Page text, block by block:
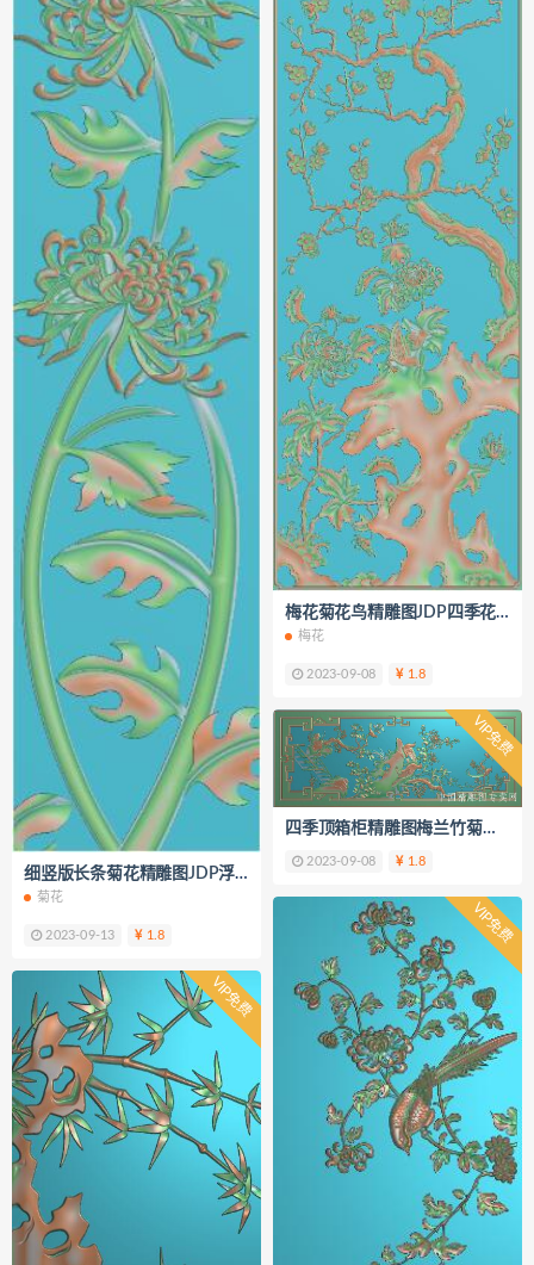
细竖版长条菊花精雕图JDP浮雕图K225
菊花
2023-09-13 1.8
VIP免费
梅花菊花鸟精雕图JDP四季花鸟浮
梅花
2023-09-08 1.8
VIP免费
四季顶箱柜精雕图梅兰竹菊衣柜
2023-09-08 1.8
VIP免费